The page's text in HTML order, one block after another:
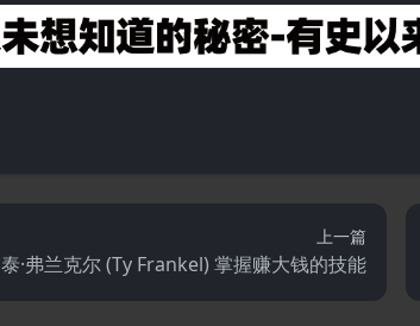
上一篇
泰·弗兰克尔 (Ty Frankel) 掌握赚大钱的技能